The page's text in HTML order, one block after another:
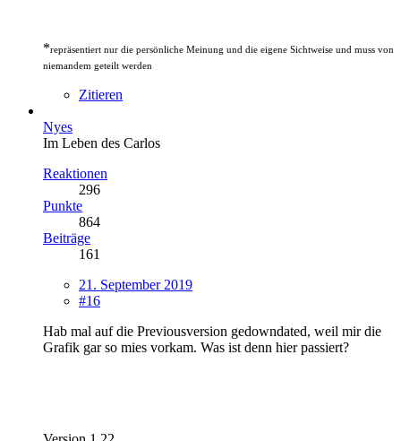
*repräsentiert nur die persönliche Meinung und die eigene Sichtweise und muss von
niemandem geteilt werden
Zitieren
Nyes
Im Leben des Carlos
Reaktionen
296
Punkte
864
Beiträge
161
21. September 2019
#16
Hab mal auf die Previousversion gedowndated, weil mir die
Grafik gar so mies vorkam. Was ist denn hier passiert?